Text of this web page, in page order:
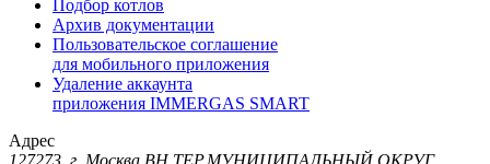
Подбор котлов
Архив документации
Пользовательское соглашение
для мобильного приложения
Удаление аккаунта
приложения IMMERGAS SMART
Адрес
127273, г. Москва ВН.ТЕР.МУНИЦИПАЛЬНЫЙ ОКРУГ